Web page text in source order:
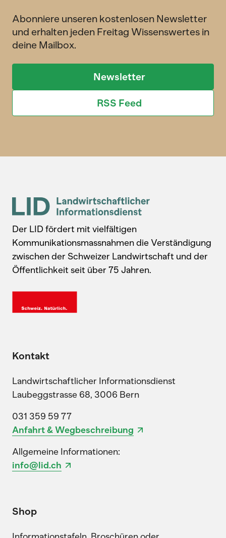
Abonniere unseren kostenlosen Newsletter
und erhalten jeden Freitag Wissenswertes in
deine Mailbox.
Newsletter
RSS Feed
Der LID fördert mit vielfältigen
Kommunikationsmassnahmen die Verständigung
zwischen der Schweizer Landwirtschaft und der
Öffentlichkeit seit über 75 Jahren.
Kontakt
Landwirtschaftlicher Informationsdienst
Laubeggstrasse 68, 3006 Bern
031 359 59 77
Anfahrt & Wegbeschreibung
Allgemeine Informationen:
info@lid.ch
Shop